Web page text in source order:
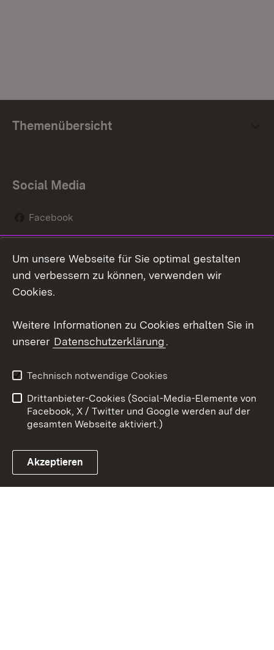
Themenübersicht
Social Media
Facebook
Social Wall
Youtube
Link zum Landesportal
Kontakt
Datenschutz
Barrierefreiheit
Impressum Cookies
Um unsere Webseite für Sie optimal gestalten
und verbessern zu können, verwenden wir
Cookies.
Weitere Informationen zu Cookies erhalten Sie in
unserer Datenschutzerklärung.
Technisch notwendige Cookies
Drittanbieter-Cookies (Social-Media-Elemente von
Facebook, X / Twitter und Google werden auf der
gesamten Webseite aktiviert.)
Akzeptieren